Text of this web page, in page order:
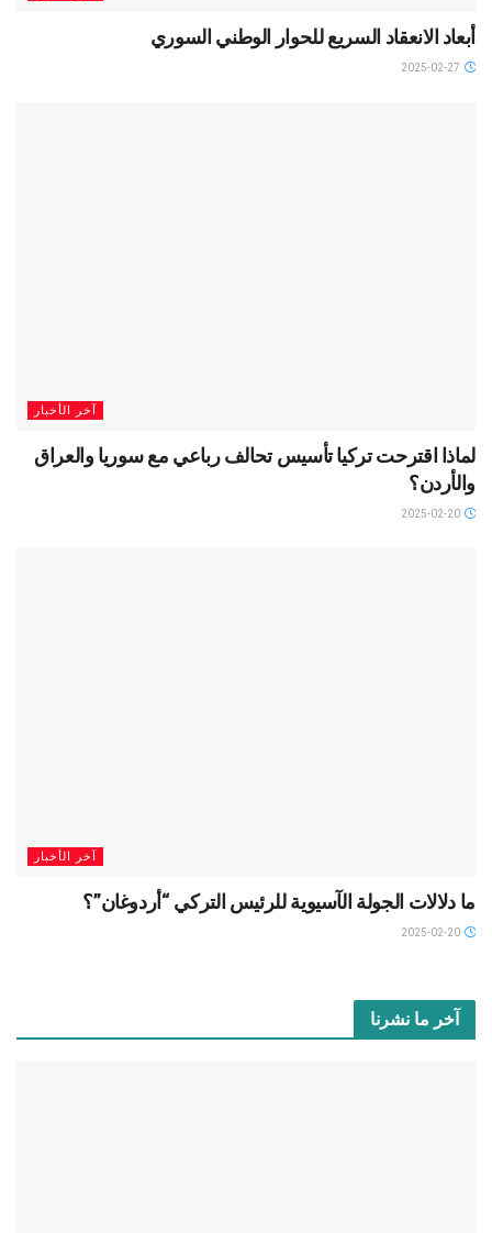
أبعاد الانعقاد السريع للحوار الوطني السوري
آخر الأخبار
لماذا اقترحت تركيا تأسيس تحالف رباعي مع سوريا والعراق
والأردن؟
آخر الأخبار
ما دلالات الجولة الآسيوية للرئيس التركي “أردوغان”؟
آخر ما نشرنا